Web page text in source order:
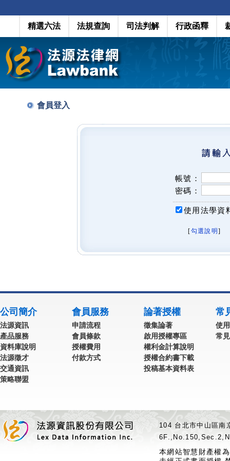
精選六法 法規查詢 司法判解 行政函釋
會員登入
帳號：
密碼：
使用法學資
[勾選說明 ]
公司簡介
法源資訊
產品服務
資料庫說明
法源徵才
交通資訊
策略聯盟
會員服務
申請流程
會員條款
授權費用
付款方式
論著授權
徵集論著
啟用授權專區
權利金計算說明
授權合約書下載
投稿基本資料表
常
使
常
104 台北市中山區
本網站智慧財產權